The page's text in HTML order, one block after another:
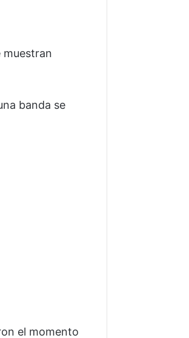
muestran
banda se
el momento